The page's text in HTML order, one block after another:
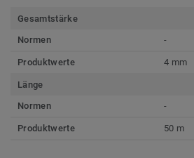
Gesamtstärke
Normen
-
Produktwerte 4 mm
Länge
Normen
-
Produktwerte 50 m